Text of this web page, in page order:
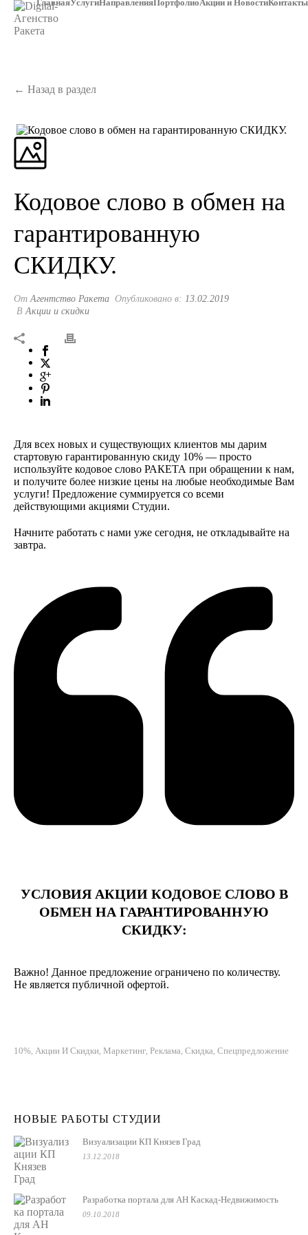
ГлавнаяУслугиНаправленияПортфолиоАкции и НовостиКонтакты
← Назад в раздел
Кодовое слово в обмен на
гарантированную
СКИДКУ.
ОтАгентство Ракета Опубликовано в: 13.02.2019
ВАкции и скидки
Для всех новых и существующих клиентов мы дарим
стартовую гарантированную скиду 10% — просто
используйте кодовое слово РАКЕТА при обращении к нам,
и получите более низкие цены на любые необходимые Вам
услуги! Предложение суммируется со всеми
действующими акциями Студии.
Начните работать с нами уже сегодня, не откладывайте на
завтра.
УСЛОВИЯ АКЦИИ КОДОВОЕ СЛОВО В
ОБМЕН НА ГАРАНТИРОВАННУЮ
СКИДКУ:
Важно! Данное предложение ограничено по количеству.
Не является публичной офертой.
10% Акции И Скидки Маркетинг Реклама Скидка Спецпредложение
НОВЫЕ РАБОТЫ СТУДИИ
Визуализации КП Князев Град
13.12.2018
Разработка портала для АН Каскад-Недвижимость
09.10.2018